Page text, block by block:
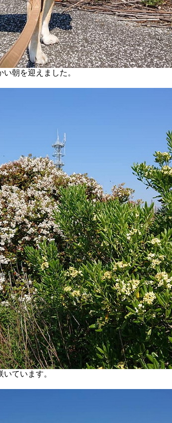
朝を迎えました。
ています。